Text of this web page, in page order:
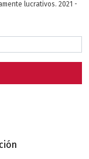
lucrativos. 2021 -